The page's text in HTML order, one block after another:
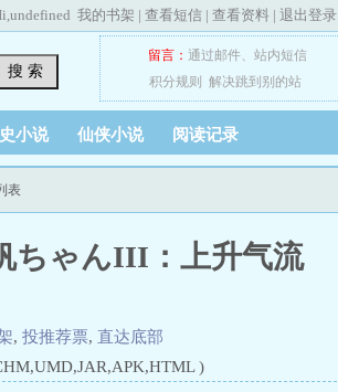
undefined 我的书架 | 查看短信 | 查看资料 | 退出登录
搜 索
留言： 通过邮件、 站内短信
积分规则
解决跳到别的站
小说 仙侠小说 阅读记录
表
ちゃんIII：上升气流
, 投推荐票, 直达底部
)